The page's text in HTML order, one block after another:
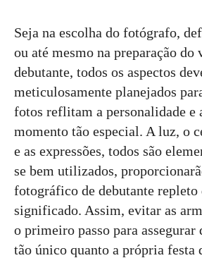
Seja na escolha do fotógrafo,
ou até mesmo na preparação do
debutante, todos os aspectos
meticulosamente planejados
fotos reflitam a personalidade e
momento tão especial. A luz, o
e as expressões, todos são
se bem utilizados,
fotográfico de debutante repleto
significado. Assim, evitar as
o primeiro passo para assegurar
tão único quanto a própria festa